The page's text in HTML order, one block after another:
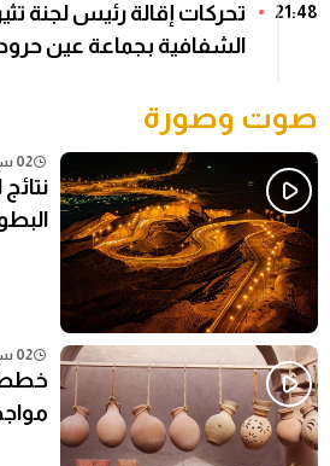
21:48
تحركات إقالة رئيس لجنة
الشفافية بجماعة عين
صوت وصورة
02 سبتمبر 2024 - 18:15
02 سبتمبر 2024 - 15:30
خطط